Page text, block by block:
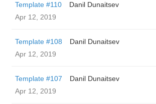
Template #110
Danil Dunaitsev
Apr 12, 2019
Template #108
Danil Dunaitsev
Apr 12, 2019
Template #107
Danil Dunaitsev
Apr 12, 2019